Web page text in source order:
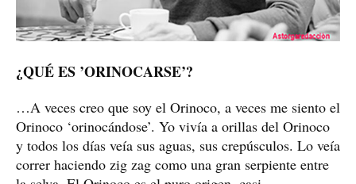
¿QUÉ ES ’ORINOCARSE’?
…A veces creo que soy el Orinoco, a veces me siento el
Orinoco ‘orinocándose’. Yo vivía a orillas del Orinoco
y todos los días veía sus aguas, sus crepúsculos. Lo veía
correr haciendo zig zag como una gran serpiente entre